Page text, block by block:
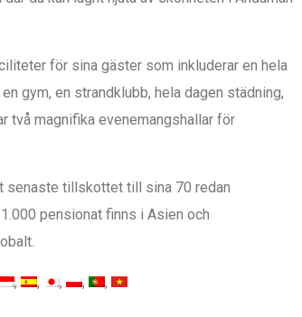
för sina gäster som inkluderar en hela
gym, en strandklubb, hela dagen städning,
två magnifika evenemangshallar för
senaste tillskottet till sina 70 redan
pensionat finns i Asien och